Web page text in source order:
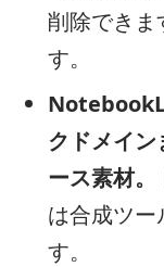
削除でき
す。
クドメイン
ース素材。
は合成ツー
す。